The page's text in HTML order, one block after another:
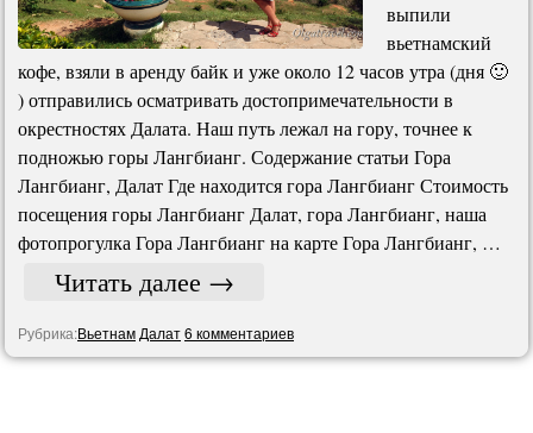
выпили
вьетнамский
кофе, взяли в аренду байк и уже около 12 часов утра (дня 🙂
) отправились осматривать достопримечательности в
окрестностях Далата. Наш путь лежал на гору, точнее к
подножью горы Лангбианг. Содержание статьи Гора
Лангбианг, Далат Где находится гора Лангбианг Стоимость
посещения горы Лангбианг Далат, гора Лангбианг, наша
фотопрогулка Гора Лангбианг на карте Гора Лангбианг, …
Читать далее →
Рубрика:Вьетнам Далат6 комментариев